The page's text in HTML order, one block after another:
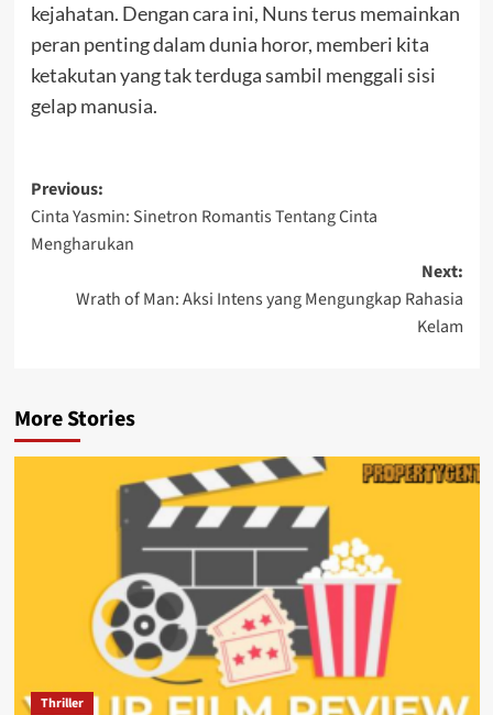
kejahatan. Dengan cara ini, Nuns terus memainkan
peran penting dalam dunia horor, memberi kita
ketakutan yang tak terduga sambil menggali sisi
gelap manusia.
Post
navigation
Previous:
Cinta Yasmin: Sinetron Romantis Tentang Cinta
Mengharukan
Next:
Wrath of Man: Aksi Intens yang Mengungkap Rahasia
Kelam
More Stories
Thriller